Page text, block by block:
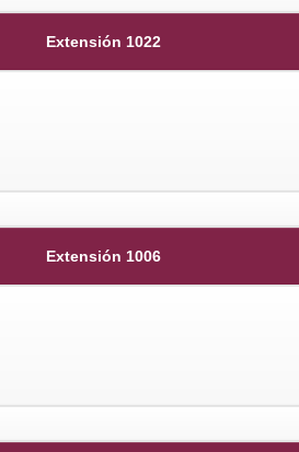
Extensión 1022
Extensión 1006